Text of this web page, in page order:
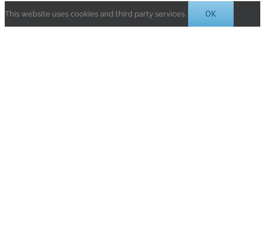
This website uses cookies and third party services. OK